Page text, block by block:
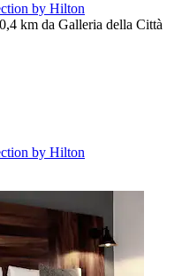
by Hilton
km da Galleria della Città
by Hilton